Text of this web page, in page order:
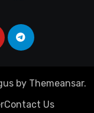
by Themeansar.
Contact Us